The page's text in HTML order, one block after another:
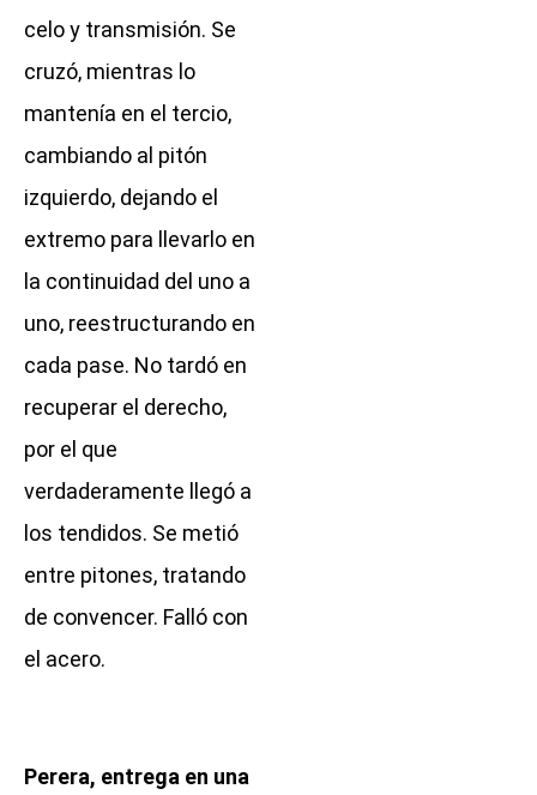
celo y transmisión. Se
cruzó, mientras lo
mantenía en el tercio,
cambiando al pitón
izquierdo, dejando el
extremo para llevarlo en
la continuidad del uno a
uno, reestructurando en
cada pase. No tardó en
recuperar el derecho,
por el que
verdaderamente llegó a
los tendidos. Se metió
entre pitones, tratando
de convencer. Falló con
el acero.
Perera, entrega en una